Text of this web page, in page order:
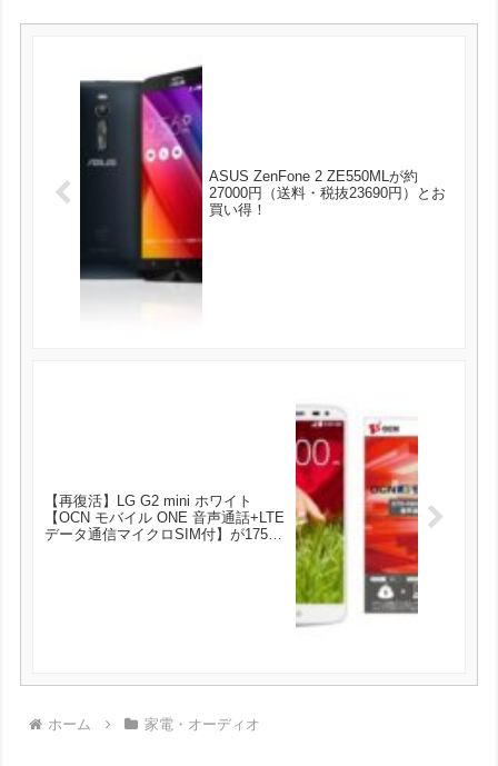
ASUS ZenFone 2 ZE550MLが約
27000円（送料・税抜23690円）とお
買い得！
【再復活】LG G2 mini ホワイト
【OCN モバイル ONE 音声通話+LTE
データ通信マイクロSIM付】が17500
ホーム 家電・オーディオ